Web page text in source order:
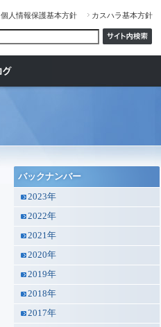
個人情報保護基本方針 カスハラ基本方針
バックナンバー
2023年
2022年
2021年
2020年
2019年
2018年
2017年